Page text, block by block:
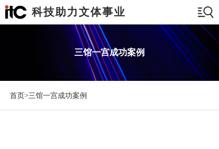
科技助力文体事业
三馆一宫成功案例
首页>三馆一宫成功案例